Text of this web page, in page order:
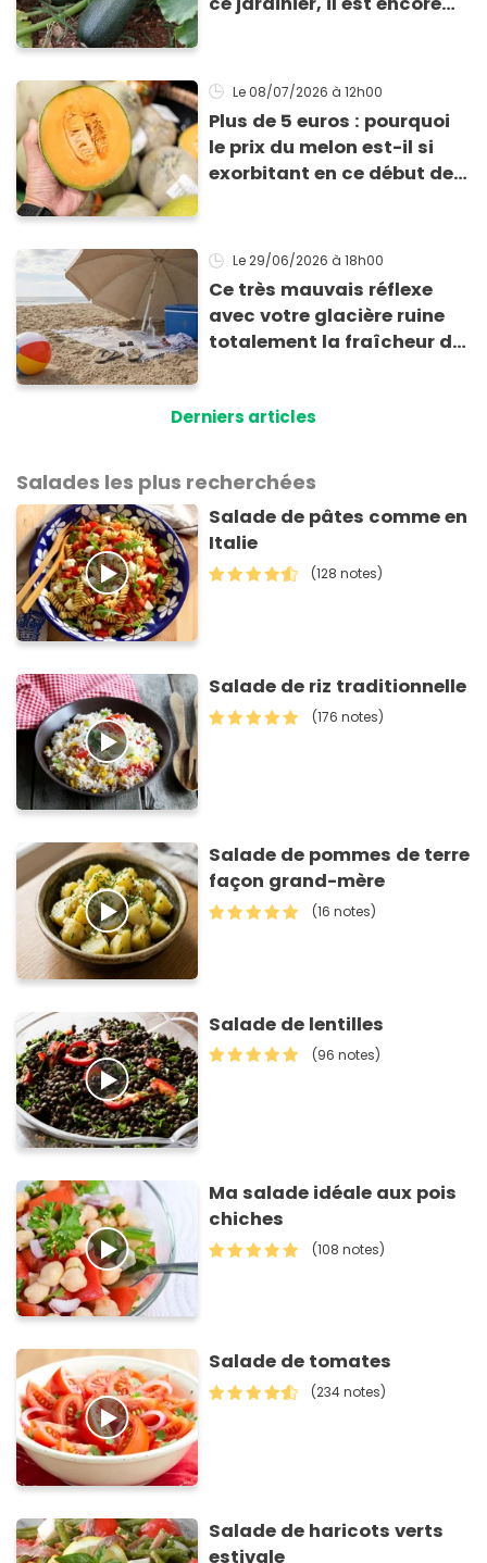
l’été !
Le 08/07/2026 à 12h00
Plus de 5 euros : pourquoi
le prix du melon est-il si
exorbitant en ce début de
Le 29/06/2026 à 18h00
Ce très mauvais réflexe
avec votre glacière ruine
totalement la fraîcheur de
Derniers articles
Salades les plus recherchées
Salade de pâtes comme en
Italie
(128 notes)
Salade de riz traditionnelle
(176 notes)
Salade de pommes de terre
façon grand-mère
(16 notes)
Salade de lentilles
(96 notes)
Ma salade idéale aux pois
chiches
(108 notes)
Salade de tomates
(234 notes)
Salade de haricots verts
estivale